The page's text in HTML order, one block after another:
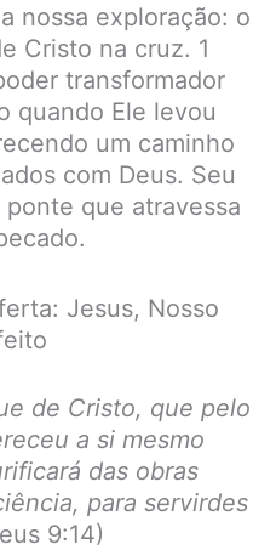
nossa exploração: o
Cristo na cruz. 1
transformador
quando Ele levou
um caminho
com Deus. Seu
que atravessa
Jesus, Nosso
de Cristo, que pelo
a si mesmo
das obras
para servirdes
9:14)